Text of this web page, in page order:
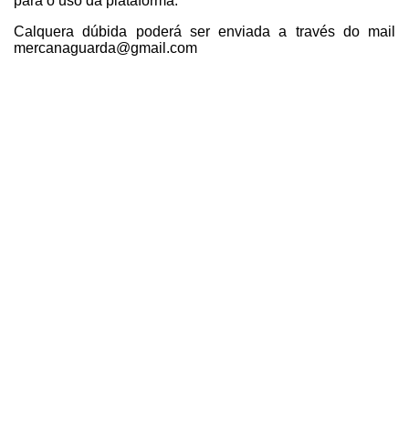
Calquera dúbida poderá ser enviada a través do mail
mercanaguarda@gmail.com